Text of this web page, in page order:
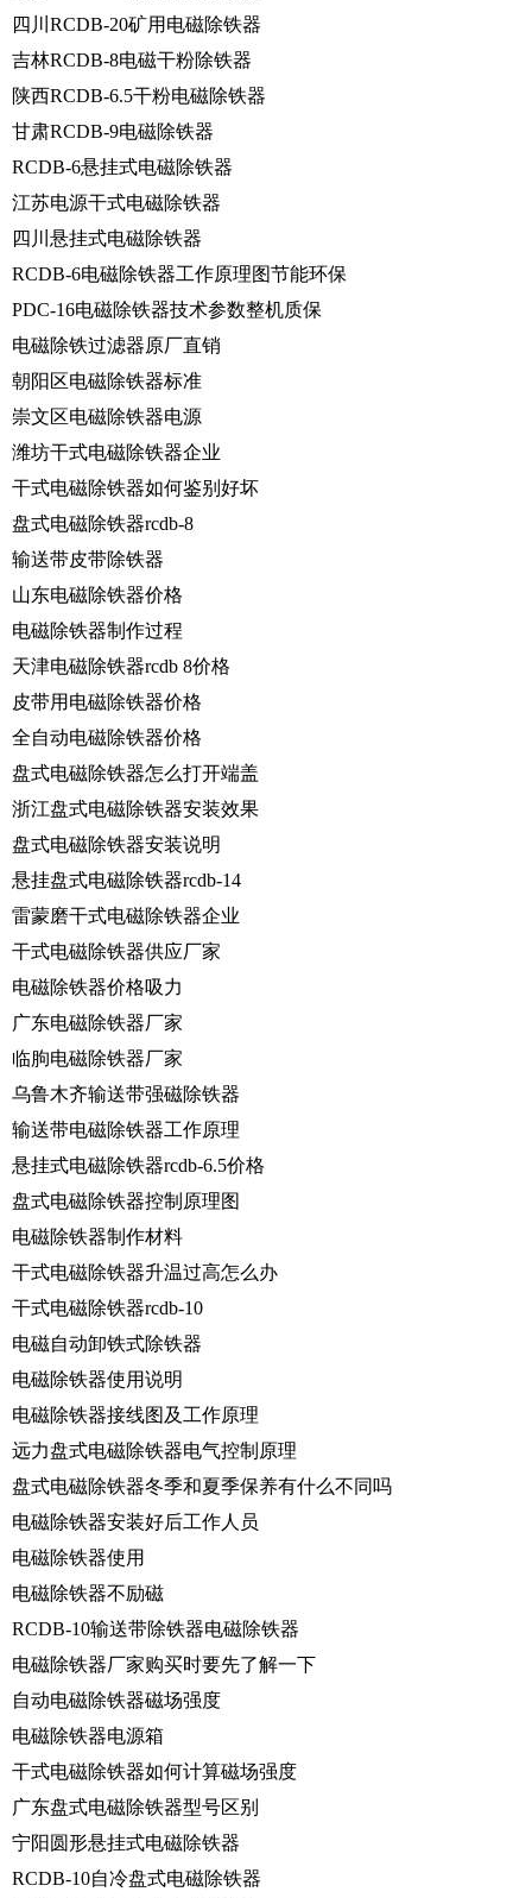
四川RCDB-20矿用电磁除铁器
吉林RCDB-8电磁干粉除铁器
陕西RCDB-6.5干粉电磁除铁器
甘肃RCDB-9电磁除铁器
RCDB-6悬挂式电磁除铁器
江苏电源干式电磁除铁器
四川悬挂式电磁除铁器
RCDB-6电磁除铁器工作原理图节能环保
PDC-16电磁除铁器技术参数整机质保
电磁除铁过滤器原厂直销
朝阳区电磁除铁器标准
崇文区电磁除铁器电源
潍坊干式电磁除铁器企业
干式电磁除铁器如何鉴别好坏
盘式电磁除铁器rcdb-8
输送带皮带除铁器
山东电磁除铁器价格
电磁除铁器制作过程
天津电磁除铁器rcdb 8价格
皮带用电磁除铁器价格
全自动电磁除铁器价格
盘式电磁除铁器怎么打开端盖
浙江盘式电磁除铁器安装效果
盘式电磁除铁器安装说明
悬挂盘式电磁除铁器rcdb-14
雷蒙磨干式电磁除铁器企业
干式电磁除铁器供应厂家
电磁除铁器价格吸力
广东电磁除铁器厂家
临朐电磁除铁器厂家
乌鲁木齐输送带强磁除铁器
输送带电磁除铁器工作原理
悬挂式电磁除铁器rcdb-6.5价格
盘式电磁除铁器控制原理图
电磁除铁器制作材料
干式电磁除铁器升温过高怎么办
干式电磁除铁器rcdb-10
电磁自动卸铁式除铁器
电磁除铁器使用说明
电磁除铁器接线图及工作原理
远力盘式电磁除铁器电气控制原理
盘式电磁除铁器冬季和夏季保养有什么不同吗
电磁除铁器安装好后工作人员
电磁除铁器使用
电磁除铁器不励磁
RCDB-10输送带除铁器电磁除铁器
电磁除铁器厂家购买时要先了解一下
自动电磁除铁器磁场强度
电磁除铁器电源箱
干式电磁除铁器如何计算磁场强度
广东盘式电磁除铁器型号区别
宁阳圆形悬挂式电磁除铁器
RCDB-10自冷盘式电磁除铁器